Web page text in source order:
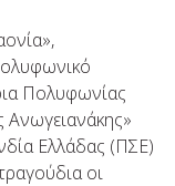
Πολυφωνίας
Ανωγειανάκης»
Ελλάδας (ΠΣΕ)
οι